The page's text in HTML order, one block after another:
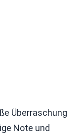
Überraschung
Note und